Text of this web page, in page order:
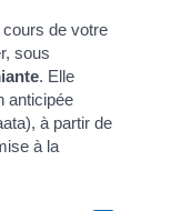
de votre
sous
. Elle
anticipée
à partir de
à la